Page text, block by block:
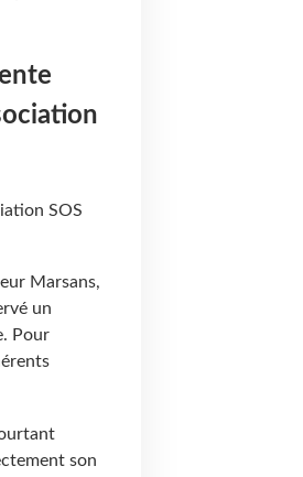
SOS
Marsans,
un
Pour
son